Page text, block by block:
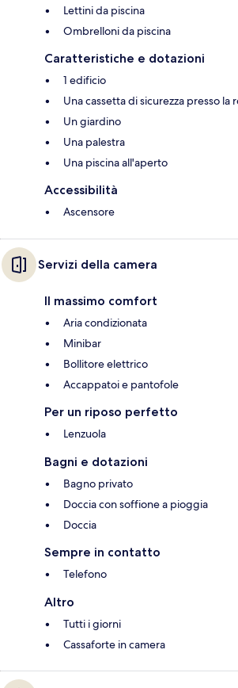
Lettini da piscina
Ombrelloni da piscina
Caratteristiche e dotazioni
1 edificio
Una cassetta di sicurezza presso la
Un giardino
Una palestra
Una piscina all'aperto
Accessibilità
Ascensore
Servizi della camera
Il massimo comfort
Aria condizionata
Minibar
Bollitore elettrico
Accappatoi e pantofole
Per un riposo perfetto
Lenzuola
Bagni e dotazioni
Bagno privato
Doccia con soffione a pioggia
Doccia
Sempre in contatto
Telefono
Altro
Tutti i giorni
Cassaforte in camera